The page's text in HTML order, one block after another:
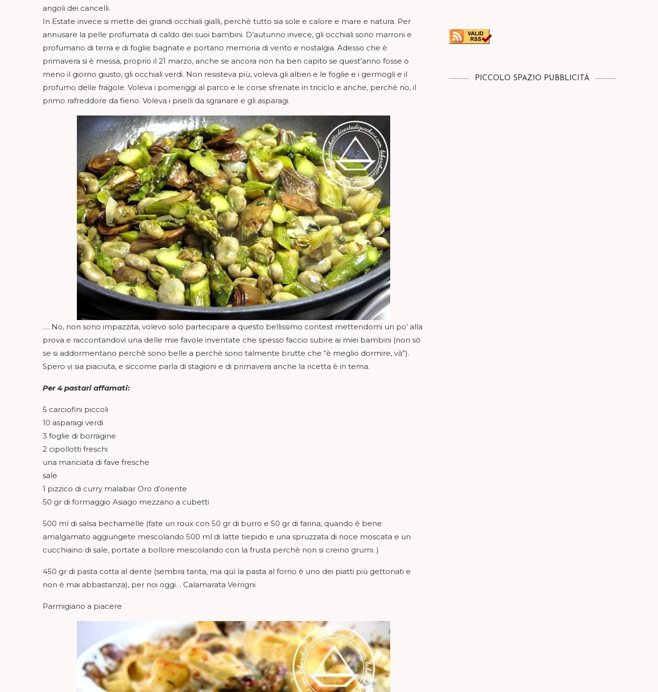
angoli dei cancelli.
In Estate invece si mette dei grandi occhiali gialli, perchè tutto sia sole e calore e mare e natura. Per
annusare la pelle profumata di caldo dei suoi bambini. D’autunno invece, gli occhiali sono marroni e
profumano di terra e di foglie bagnate e portano memoria di vento e nostalgia. Adesso che è
primavera si è messa, proprio il 21 marzo, anche se ancora non ha ben capito se quest’anno fosse o
meno il giorno giusto, gli occhiali verdi. Non resisteva più, voleva gli alberi e le foglie e i germogli e il
profumo delle fragole. Voleva i pomeriggi al parco e le corse sfrenate in triciclo e anche, perchè no, il
primo rafreddore da fieno. Voleva i piselli da sgranare e gli asparagi.
…. No, non sono impazzita, volevo solo partecipare a questo bellissimo contest mettendomi un po’ alla
prova e raccontandovi una delle mie favole inventate che spesso faccio subire ai miei bambini (non sò
se si addormentano perchè sono belle a perchè sono talmente brutte che “è meglio dormire, và”).
Spero vi sia piaciuta, e siccome parla di stagioni e di primavera anche la ricetta è in tema.
Per 4 pastari affamati:
5 carciofini piccoli
10 asparagi verdi
3 foglie di borragine
2 cipollotti freschi
una manciata di fave fresche
sale
1 pizzico di curry malabar Oro d’oriente
50 gr di formaggio Asiago mezzano a cubetti
500 ml di salsa bechamelle (fate un roux con 50 gr di burro e 50 gr di farina, quando è bene
amalgamato aggiungete mescolando 500 ml di latte tiepido e una spruzzata di noce moscata e un
cucchiaino di sale, portate a bollore mescolando con la frusta perchè non si creino grumi. )
450 gr di pasta cotta al dente (sembra tanta, ma quì la pasta al forno è uno dei piatti più gettonati e
non è mai abbastanza), per noi oggi… Calamarata Verrigni
Parmigiano a piacere
PICCOLO SPAZIO PUBBLICITÀ